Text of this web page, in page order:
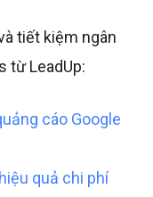
tiết kiệm ngân
từ LeadUp:
cáo Google
quả chi phí